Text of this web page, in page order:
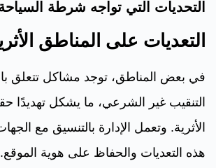
التحديات التي تواجه شرطة
التعديات على المناطق
في بعض المناطق، توجد مشاكل تتعلق
التنقيب غير الشرعي، ما يشكل تهديدًا
الأثرية. وتعمل الإدارة بالتنسيق مع
هذه التعديات والحفاظ على هوية الموقع.